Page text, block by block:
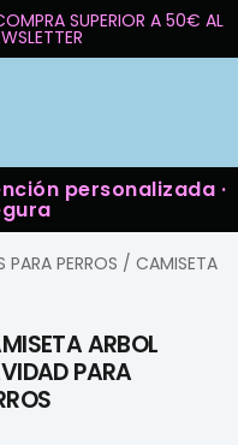
SUPERIOR A 50€ AL
personalizada ·
PARA PERROS / CAMISETA
ARBOL
PARA